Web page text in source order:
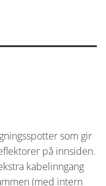
som gir
på innsiden.
kabelinngang
(med intern